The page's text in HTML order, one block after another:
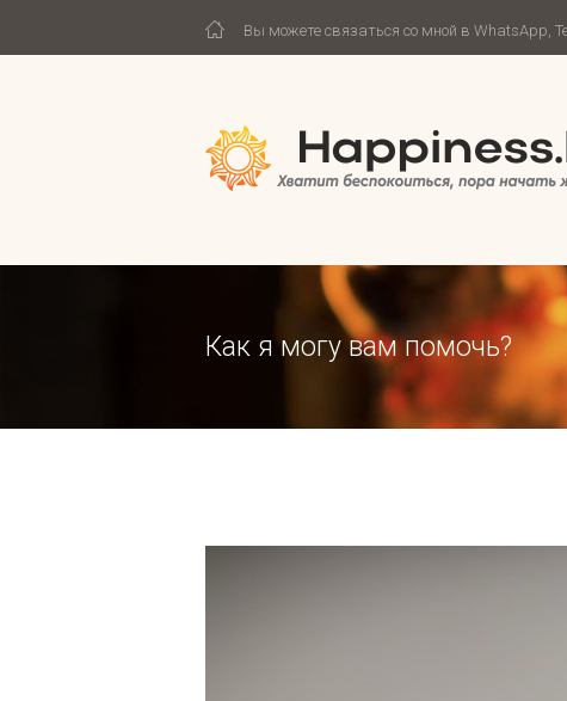
Вы можете связаться со мной в WhatsApp,
Как я могу вам помочь?